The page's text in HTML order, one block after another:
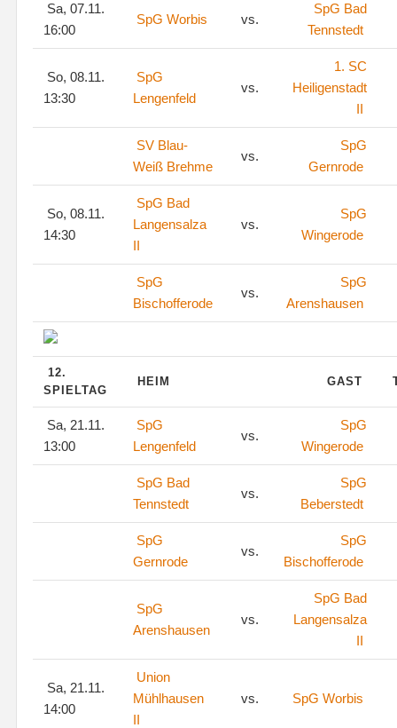
Sa, 07.11.
16:00
SpG Worbis vs.
SpG Bad
Tennstedt
So, 08.11.
13:30
SpG
Lengenfeld
vs.
1. SC
Heiligenstadt
II
SV Blau-
Weiß Brehme
vs.
SpG
Gernrode
So, 08.11.
14:30
SpG Bad
Langensalza
II
vs.
SpG
Wingerode
SpG
Bischofferode
vs.
SpG
Arenshausen
12.
SPIELTAG
HEIM GAST
Sa, 21.11.
13:00
SpG
Lengenfeld
vs.
SpG
Wingerode
SpG Bad
Tennstedt
vs.
SpG
Beberstedt
SpG
Gernrode
vs.
SpG
Bischofferode
SpG
Arenshausen
vs.
SpG Bad
Langensalza
II
Sa, 21.11.
14:00
Union
Mühlhausen
II
vs. SpG Worbis